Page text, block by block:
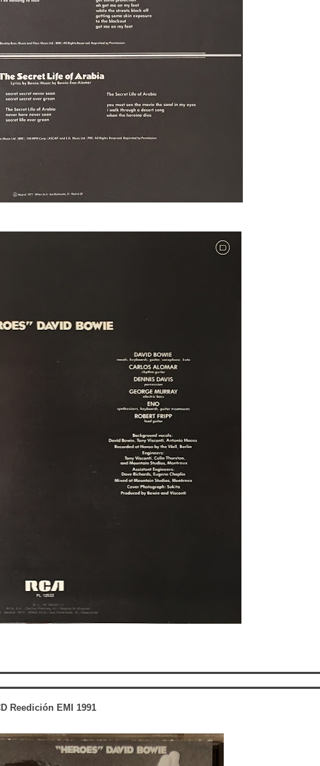
Reedición EMI 1991